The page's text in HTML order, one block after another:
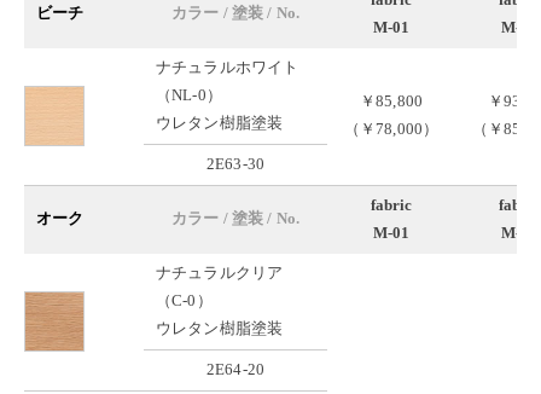
ビーチ カラー / 塗装 / No.
M-01
M-02
ナチュラルホワイト
（NL-0）
ウレタン樹脂塗装
￥85,800
（￥78,000）
￥
（￥
2E63-30
オーク カラー / 塗装 / No.
fabric
M-01
fabric
M-02
ナチュラルクリア
（C-0）
ウレタン樹脂塗装
2E64-20